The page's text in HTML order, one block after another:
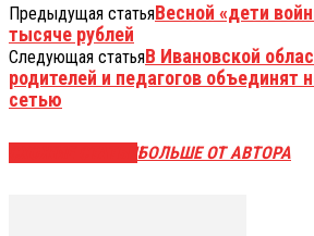
Предыдущая статьяВесной «дети
тысяче рублей
Следующая статьяВ Ивановской
родителей и педагогов объединят
сетью
БОЛЬШЕ ОТ АВТОРА